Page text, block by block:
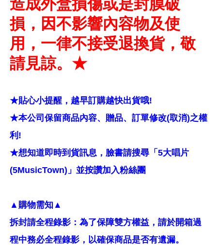
造成外盒損傷或是封膜破
損，因不影響內容物及使
用，一律不接受退換貨，敬
請見諒。★
★貼心小提醒，越早訂購越快出貨哦!
★本公司保留商品內容、贈品、訂單修改(取消)之權
利!
★想知道即時到貨訊息，臉書請搜尋「5大唱片
(5MusicTown)」並按讚加入粉絲團
▲購物需知▲
拆封請全程錄影：為了保障雙方權益，請於開箱過
程中務必全程錄影，以確保商品是否有遺漏。